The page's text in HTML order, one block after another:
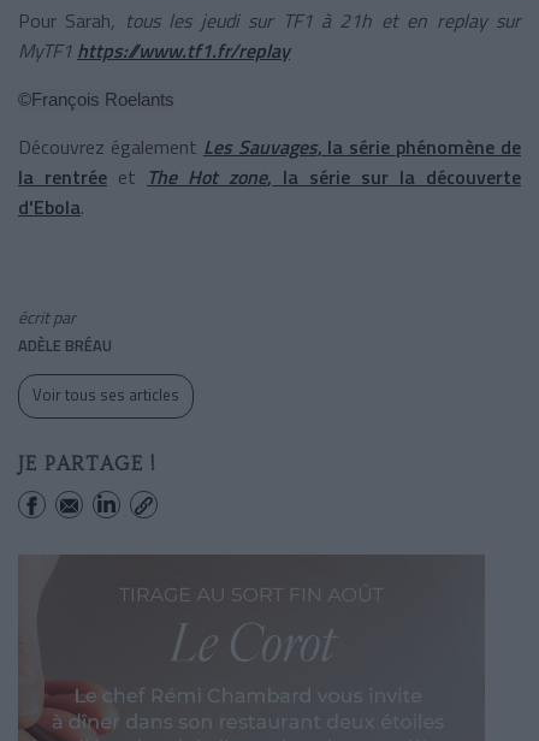
Pour Sarah, tous les jeudi sur TF1 à 21h et en replay sur
MyTF1 https://www.tf1.fr/replay
©François Roelants
Découvrez également Les Sauvages, la série phénomène de
la rentrée et The Hot zone, la série sur la découverte
d'Ebola.
écrit par
ADÈLE BRÉAU
Voir tous ses articles
JE PARTAGE !